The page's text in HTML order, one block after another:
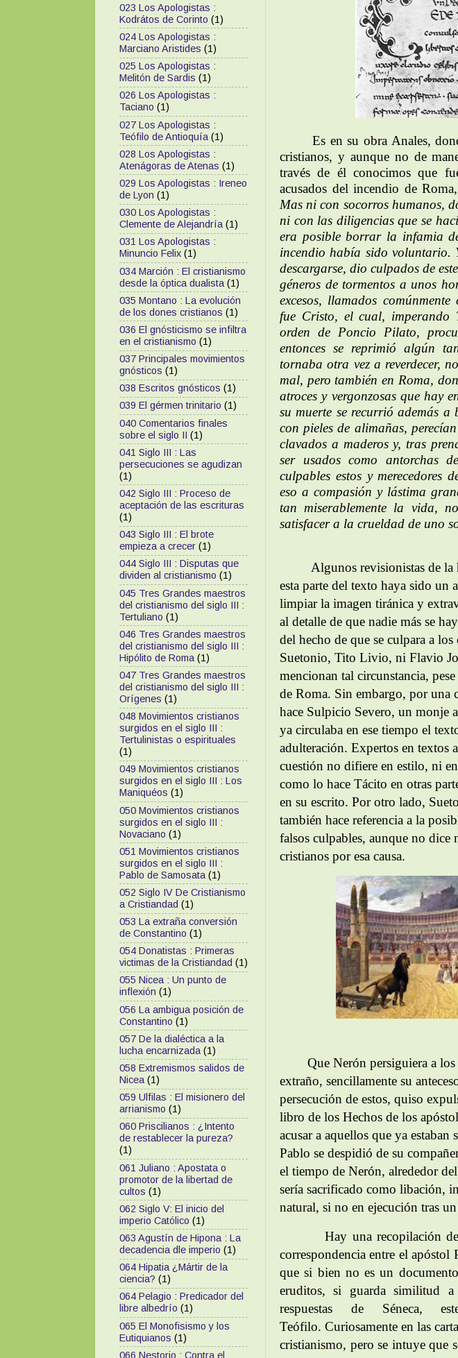
Es en su obra Anales,
cristianos, y aunque no de
través de él conocimos que
acusados del incendio de
Mas ni con socorros humanos,
ni con las diligencias que se
era posible borrar la infamia
incendio había sido voluntario.
descargarse, dio culpados de
géneros de tormentos a unos
excesos, llamados
fue Cristo, el cual,
orden de Poncio Pilato,
entonces se reprimió algún
tornaba otra vez a reverdecer,
mal, pero también en Roma,
atroces y vergonzosas que hay
su muerte se recurrió además
con pieles de alimañas,
clavados a maderos y, tras
ser usados como antorchas
culpables estos y
eso a compasión y lástima
tan miserablemente la vida,
satisfacer a la crueldad de uno
Algunos revisionistas de
esta parte del texto haya sido un
limpiar la imagen tiránica y
al detalle de que nadie más se
del hecho de que se culpara a
Suetonio, Tito Livio, ni Flavio
mencionan tal circunstancia,
de Roma. Sin embargo, por una
hace Sulpicio Severo, un monje
ya circulaba en ese tiempo el
adulteración. Expertos en textos
cuestión no difiere en estilo, ni
como lo hace Tácito en otras
en su escrito. Por otro lado,
también hace referencia a la
falsos culpables, aunque no dice
cristianos por esa causa.
Que Nerón persiguiera a los
extraño, sencillamente su
persecución de estos, quiso
libro de los Hechos de los
acusar a aquellos que ya
Pablo se despidió de su
el tiempo de Nerón, alrededor
sería sacrificado como libación,
natural, si no en ejecución tras
Hay una recopilación
correspondencia entre el apóstol
que si bien no es un
eruditos, si guarda similitud
respuestas de Séneca,
Teófilo. Curiosamente en las
cristianismo, pero se intuye que
023 Los Apologistas :
Kodrátos de Corinto (1)
024 Los Apologistas :
Marciano Aristides (1)
025 Los Apologistas :
Melitón de Sardis (1)
026 Los Apologistas :
Taciano (1)
027 Los Apologistas :
Teófilo de Antioquía (1)
028 Los Apologistas :
Atenágoras de Atenas (1)
029 Los Apologistas : Ireneo
de Lyon (1)
030 Los Apologistas :
Clemente de Alejandría (1)
031 Los Apologistas :
Minuncio Felix (1)
034 Marción : El cristianismo
desde la óptica dualista (1)
035 Montano : La evolución
de los dones cristianos (1)
036 El gnósticismo se infiltra
en el cristianismo (1)
037 Principales movimientos
gnósticos (1)
038 Escritos gnósticos (1)
039 El gérmen trinitario (1)
040 Comentarios finales
sobre el siglo II (1)
041 Siglo III : Las
persecuciones se agudizan
(1)
042 Siglo III : Proceso de
aceptación de las escrituras
(1)
043 Siglo III : El brote
empieza a crecer (1)
044 Siglo III : Disputas que
dividen al cristianismo (1)
045 Tres Grandes maestros
del cristianismo del siglo III :
Tertuliano (1)
046 Tres Grandes maestros
del cristianismo del siglo III :
Hipólito de Roma (1)
047 Tres Grandes maestros
del cristianismo del siglo III :
Orígenes (1)
048 Movimientos cristianos
surgidos en el siglo III :
Tertulinistas o espirituales
(1)
049 Movimientos cristianos
surgidos en el siglo III : Los
Maniquéos (1)
050 Movimientos cristianos
surgidos en el siglo III :
Novaciano (1)
051 Movimientos cristianos
surgidos en el siglo III :
Pablo de Samosata (1)
052 Siglo IV De Cristianismo
a Cristiandad (1)
053 La extraña conversión
de Constantino (1)
054 Donatistas : Primeras
victimas de la Cristiandad (1)
055 Nicea : Un punto de
inflexión (1)
056 La ambigua posición de
Constantino (1)
057 De la dialéctica a la
lucha encarnizada (1)
058 Extremismos salidos de
Nicea (1)
059 Ulfilas : El misionero del
arrianismo (1)
060 Priscilianos : ¿Intento
de restablecer la pureza?
(1)
061 Juliano : Apostata o
promotor de la libertad de
cultos (1)
062 Siglo V: El inicio del
imperio Católico (1)
063 Agustín de Hipona : La
decadencia dle imperio (1)
064 Hipatia ¿Mártir de la
ciencia? (1)
064 Pelagio : Predicador del
libre albedrío (1)
065 El Monofisismo y los
Eutiquianos (1)
066 Nestorio : Contra el